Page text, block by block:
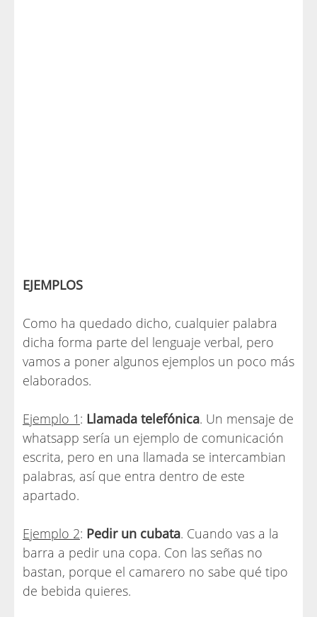
EJEMPLOS
Como ha quedado dicho, cualquier palabra
dicha forma parte del lenguaje verbal, pero
vamos a poner algunos ejemplos un poco más
elaborados.
Ejemplo 1 : Llamada telefónica. Un mensaje de
whatsapp sería un ejemplo de comunicación
escrita, pero en una llamada se intercambian
palabras, así que entra dentro de este
apartado.
Ejemplo 2: Pedir un cubata. Cuando vas a la
barra a pedir una copa. Con las señas no
bastan, porque el camarero no sabe qué tipo
de bebida quieres.